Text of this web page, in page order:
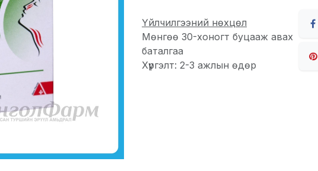
Үйлчилгээний нөхцөл
Мөнгөө 30-хоногт буцааж авах
баталгаа
Хүргэлт: 2-3 ажлын өдөр